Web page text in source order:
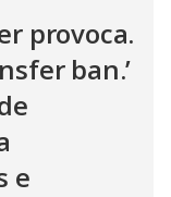
provoca.
ban.’
e